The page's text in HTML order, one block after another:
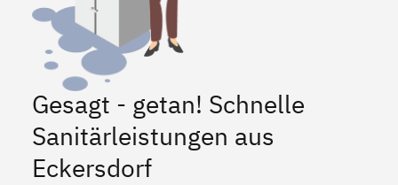
Gesagt - getan! Schnelle
Sanitärleistungen aus
Eckersdorf